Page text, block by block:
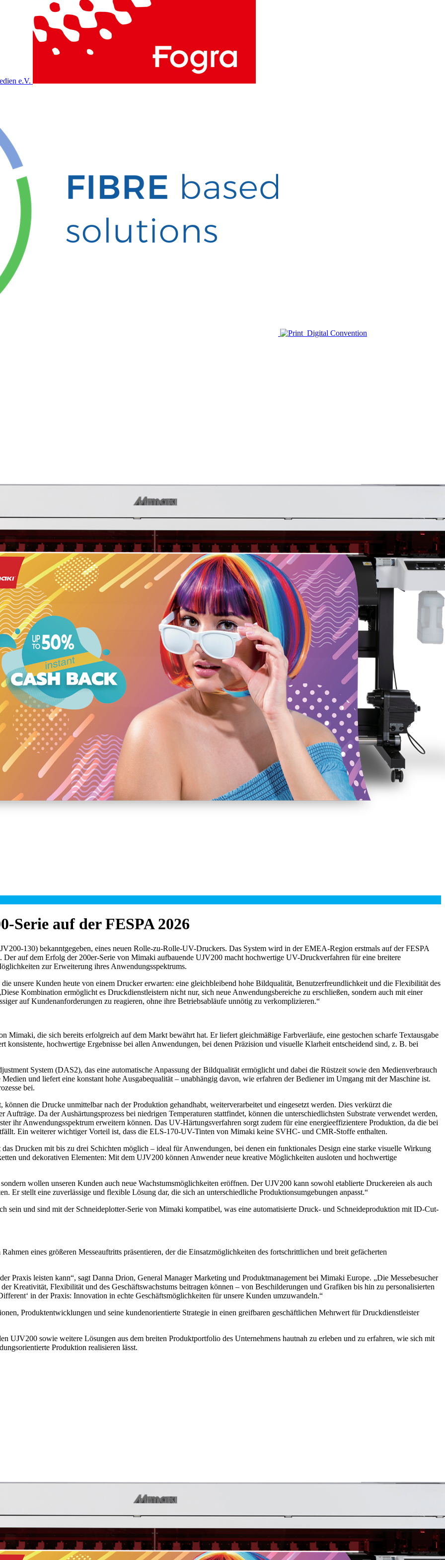
Serie auf der FESPA 2026
130) bekanntgegeben, eines neuen Rolle-zu-Rolle-UV-Druckers. Das System wird in der EMEA-Region erstmals auf der FESPA
auf dem Erfolg der 200er-Serie von Mimaki aufbauende UJV200 macht hochwertige UV-Druckverfahren für eine breitere
zur Erweiterung ihres Anwendungsspektrums.
unsere Kunden heute von einem Drucker erwarten: eine gleichbleibend hohe Bildqualität, Benutzerfreundlichkeit und die Flexibilität des
Kombination ermöglicht es Druckdienstleistern nicht nur, sich neue Anwendungsbereiche zu erschließen, sondern auch mit einer
auf Kundenanforderungen zu reagieren, ohne ihre Betriebsabläufe unnötig zu verkomplizieren.“
die sich bereits erfolgreich auf dem Markt bewährt hat. Er liefert gleichmäßige Farbverläufe, eine gestochen scharfe Textausgabe
hochwertige Ergebnisse bei allen Anwendungen, bei denen Präzision und visuelle Klarheit entscheidend sind, z. B. bei
System (DAS2), das eine automatische Anpassung der Bildqualität ermöglicht und dabei die Rüstzeit sowie den Medienverbrauch
und liefert eine konstant hohe Ausgabequalität – unabhängig davon, wie erfahren der Bediener im Umgang mit der Maschine ist.
bei.
die Drucke unmittelbar nach der Produktion gehandhabt, weiterverarbeitet und eingesetzt werden. Dies verkürzt die
Da der Aushärtungsprozess bei niedrigen Temperaturen stattfindet, können die unterschiedlichsten Substrate verwendet werden,
ihr Anwendungsspektrum erweitern können. Das UV-Härtungsverfahren sorgt zudem für eine energieeffizientere Produktion, da die bei
Ein weiterer wichtiger Vorteil ist, dass die ELS-170-UV-Tinten von Mimaki keine SVHC- und CMR-Stoffe enthalten.
Drucken mit bis zu drei Schichten möglich – ideal für Anwendungen, bei denen ein funktionales Design eine starke visuelle Wirkung
und dekorativen Elementen: Mit dem UJV200 können Anwender neue kreative Möglichkeiten ausloten und hochwertige
wollen unseren Kunden auch neue Wachstumsmöglichkeiten eröffnen. Der UJV200 kann sowohl etablierte Druckereien als auch
Er stellt eine zuverlässige und flexible Lösung dar, die sich an unterschiedliche Produktionsumgebungen anpasst.“
und sind mit der Schneideplotter-Serie von Mimaki kompatibel, was eine automatisierte Druck- und Schneideproduktion mit ID-Cut-
eines größeren Messeauftritts präsentieren, der die Einsatzmöglichkeiten des fortschrittlichen und breit gefächerten
Praxis leisten kann“, sagt Danna Drion, General Manager Marketing und Produktmanagement bei Mimaki Europe. „Die Messebesucher
Kreativität, Flexibilität und des Geschäftswachstums beitragen können – von Beschilderungen und Grafiken bis hin zu personalisierten
in der Praxis: Innovation in echte Geschäftsmöglichkeiten für unsere Kunden umzuwandeln.“
Produktentwicklungen und seine kundenorientierte Strategie in einen greifbaren geschäftlichen Mehrwert für Druckdienstleister
UJV200 sowie weitere Lösungen aus dem breiten Produktportfolio des Unternehmens hautnah zu erleben und zu erfahren, wie sich mit
Produktion realisieren lässt.